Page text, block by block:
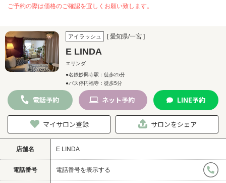
ご予約の際は価格のご確認を宜しくお願い致します。
アイラッシュ [ 愛知県/一宮 ]
E LINDA
エリンダ
●名鉄妙興寺駅：徒歩25分
●バス停円福寺：徒歩5分
電話予約 ネット予約 LINE予約
マイサロン登録 サロンをシェア
店舗名 E LINDA
電話番号 電話番号を表示する